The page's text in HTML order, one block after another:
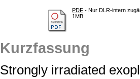
PDF - Nur DLR-intern
1MB
Kurzfassung
Strongly irradiated